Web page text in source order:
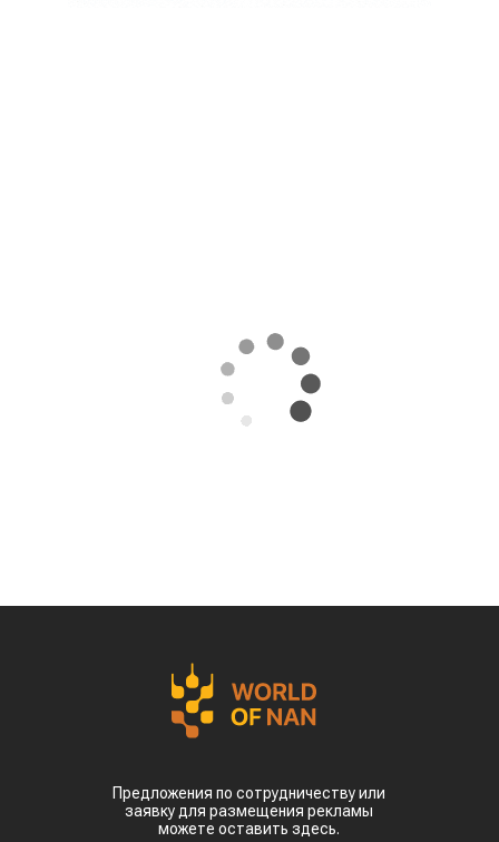
Предложения по сотрудничеству или
заявку для размещения рекламы
можете оставить здесь.